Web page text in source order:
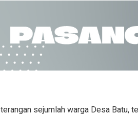
sejumlah warga Desa Batu,